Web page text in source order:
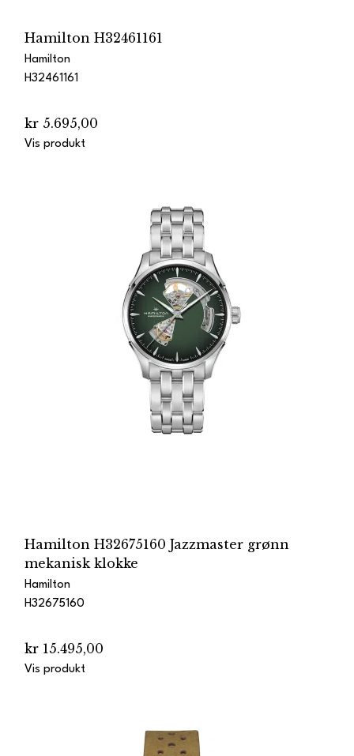
Hamilton H32461161
Hamilton
H32461161
kr 5.695,00
Vis produkt
Hamilton H32675160 Jazzmaster grønn
mekanisk klokke
Hamilton
H32675160
kr 15.495,00
Vis produkt